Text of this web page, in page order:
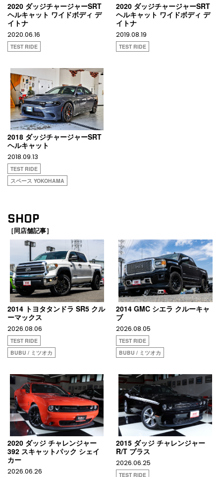
2020 ダッジチャージャーSRT
ヘルキャット ワイドボディ デ
イトナ
2020.06.16
TEST RIDE
2020 ダッジチャージャーSRT
ヘルキャット ワイドボディ デ
イトナ
2019.08.19
TEST RIDE
2018 ダッジチャージャーSRT
ヘルキャット
2018.09.13
TEST RIDE
スペース YOKOHAMA
SHOP
［同店舗記事］
2014 トヨタタンドラ SR5 クル
ーマックス
2026.08.06
TEST RIDE
BUBU / ミツオカ
2014 GMC シエラ クルーキャ
ブ
2026.08.05
TEST RIDE
BUBU / ミツオカ
2020 ダッジ チャレンジャー
392 スキャットパック シェイ
カー
2026.06.26
2015 ダッジ チャレンジャー
R/T プラス
2026.06.25
TEST RIDE